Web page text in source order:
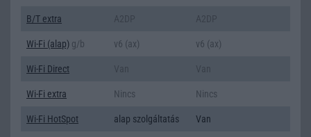
B/T extra
Wi-Fi (alap) g/b v6 (ax) v6 (ax)
Wi-Fi Direct
Wi-Fi extra Nincs Nincs
Wi-Fi HotSpot alap szolgáltatás Van